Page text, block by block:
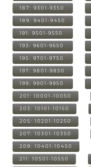
187: 9301-9350
189: 9401-9450
191: 9501-9550
193: 9601-9650
195: 9701-9750
197: 9801-9850
199: 9901-9950
201: 10001-10050
203: 10101-10150
205: 10201-10250
207: 10301-10350
209: 10401-10450
211: 10501-10550